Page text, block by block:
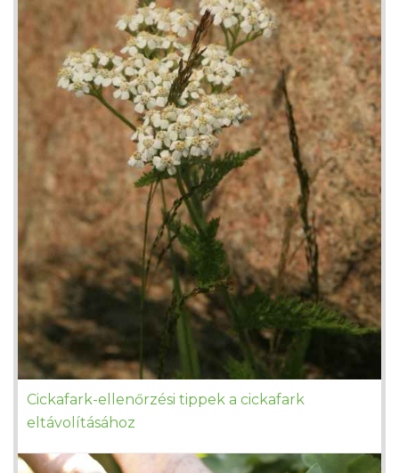
Cickafark-ellenőrzési tippek a cickafark
eltávolításához